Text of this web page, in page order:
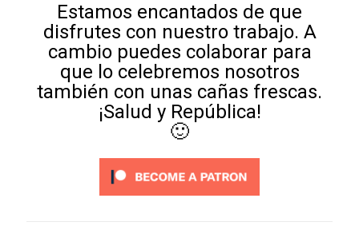
Estamos encantados de que
disfrutes con nuestro trabajo. A
cambio puedes colaborar para
que lo celebremos nosotros
también con unas cañas frescas.
¡Salud y República!
🙂